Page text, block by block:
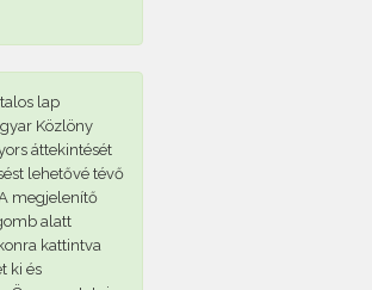
lap
Közlöny
áttekintését
lehetővé tévő
megjelenítő
alatt
kattintva
ki és